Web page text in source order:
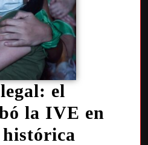
el
la IVE en